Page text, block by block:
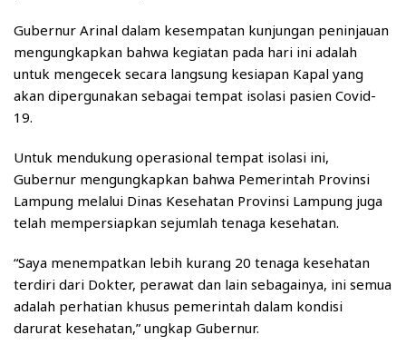
Gubernur Arinal dalam kesempatan kunjungan peninjauan
mengungkapkan bahwa kegiatan pada hari ini adalah
untuk mengecek secara langsung kesiapan Kapal yang
akan dipergunakan sebagai tempat isolasi pasien Covid-
19.
Untuk mendukung operasional tempat isolasi ini,
Gubernur mengungkapkan bahwa Pemerintah Provinsi
Lampung melalui Dinas Kesehatan Provinsi Lampung juga
telah mempersiapkan sejumlah tenaga kesehatan.
“Saya menempatkan lebih kurang 20 tenaga kesehatan
terdiri dari Dokter, perawat dan lain sebagainya, ini semua
adalah perhatian khusus pemerintah dalam kondisi
darurat kesehatan,” ungkap Gubernur.